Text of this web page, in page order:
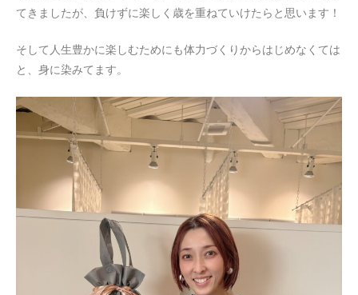
てきましたが、負けずに楽しく歳を重ねていけたらと思います！
そして人生豊かに楽しむためにも体力づくりからはじめなくては
と、身に染みてます。